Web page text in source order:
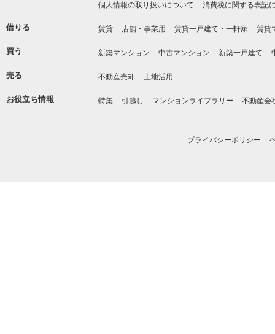
個人情報の取り扱いについて 消費税に関する表記
借りる 賃貸 店舗・事業用 賃貸一戸建て・一軒家 賃貸
買う 新築マンション 中古マンション 新築一戸建て
売る 不動産売却 土地活用
お役立ち情報 特集 引越し マンションライブラリー 不動産会
プライバシーポリシー